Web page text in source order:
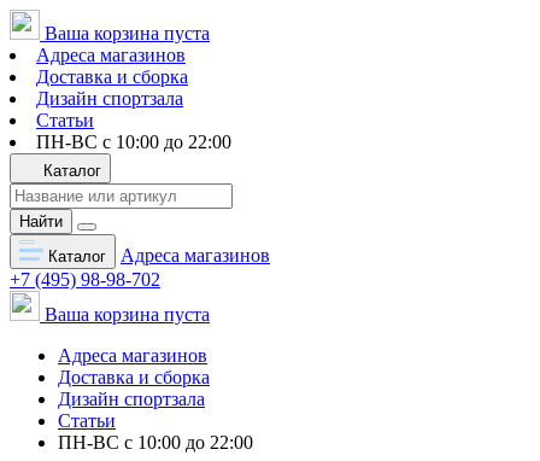
Ваша корзина пуста
Адреса магазинов
Доставка и сборка
Дизайн спортзала
Статьи
ПН-ВС с 10:00 до 22:00
Каталог
Найти
Каталог
Адреса магазинов
+7 (495) 98-98-702
Ваша корзина пуста
Адреса магазинов
Доставка и сборка
Дизайн спортзала
Статьи
ПН-ВС с 10:00 до 22:00